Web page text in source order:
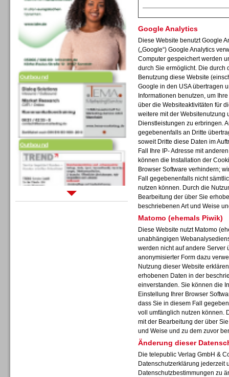
Outbound
Outbound
Sprachdialogsysteme u. Ki/
Google Analytics
Diese Website benutzt Google
(„Google“) Google Analytics
Computer gespeichert werden
durch Sie ermöglicht. Die durch
Benutzung diese Website
Google in den USA übertragen
Informationen benutzen, um
über die Websiteaktivitäten für
weitere mit der Websitenutzung
Dienstleistungen zu erbringen.
gegebenenfalls an Dritte
soweit Dritte diese Daten im
Fall Ihre IP- Adresse mit
können die Installation der
Browser Software verhindern;
Fall gegebenenfalls nicht
nutzen können. Durch die
Bearbeitung der über Sie
beschriebenen Art und Weise
Matomo (ehemals Piwik)
Diese Website nutzt Matomo
unabhängigen
werden nicht auf andere Server
anonymisierter Form dazu
Nutzung dieser Website
erhobenen Daten in der
einverstanden. Sie können die
Einstellung Ihrer Browser
dass Sie in diesem Fall
voll umfänglich nutzen können.
mit der Bearbeitung der über
und Weise und zu dem zuvor
Änderung dieser
Die telepublic Verlag GmbH &
Datenschutzerklärung jederzeit
Datenschutzbestimmungen zu